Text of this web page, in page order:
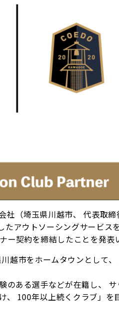
会社（埼玉県川越市、 代表
アウトソーシングサービス
契約を締結したことを発表
越市をホームタウンとして
ある選手などが在籍し、 サ
、 100年以上続くクラブ」を